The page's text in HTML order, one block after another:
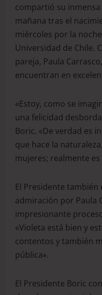
compartió su
mañana tras el
miércoles por la
Universidad de Chile.
pareja, Paula
encuentran en
«Estoy, como se
una felicidad
Boric. «De verdad es
que hace la
mujeres; realmente
El Presidente
admiración por Paula
impresionante
«Violeta está bien y
contentos y también
pública».
El Presidente Boric